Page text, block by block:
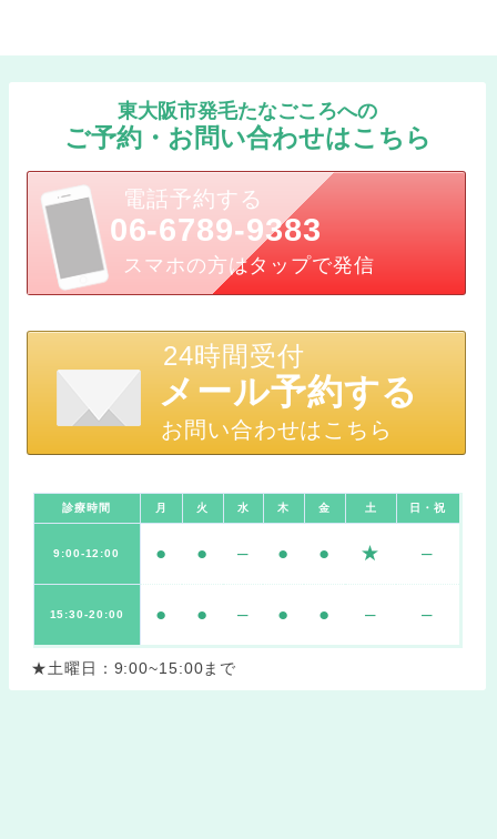
東大阪市発毛たなごころへの
ご予約・お問い合わせはこちら
電話予約する
06-6789-9383
スマホの方はタップで発信
24時間受付
メール予約する
お問い合わせはこちら
診療時間 月 火 水 木 金 土 日・祝
9:00-12:00 ● ● – ● ● ★ –
15:30-20:00 ● ● – ● ● – –
★土曜日：9:00~15:00まで